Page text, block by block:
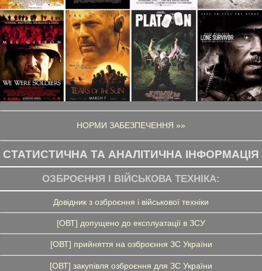
НОРМИ ЗАБЕЗПЕЧЕННЯ »»
СТАТИСТИЧНА ТА АНАЛІТИЧНА ІНФОРМАЦІЯ
ОЗБРОЄННЯ І ВІЙСЬКОВА ТЕХНІКА:
Довідник з озброєння і військової техніки
[ОВТ] допущено до експлуатації в ЗСУ
[ОВТ] прийняття на озброєння ЗС України
[ОВТ] закупівля озброєння для ЗС України